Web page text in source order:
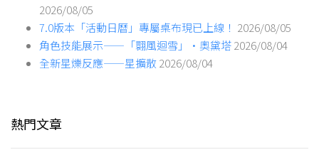
2026/08/05
7.0版本「活動日曆」專屬桌布現已上線！ 2026/08/05
角色技能展示——「翾風迴雪」·奧黛塔2026/08/04
全新星爍反應——星擴散2026/08/04
熱門文章